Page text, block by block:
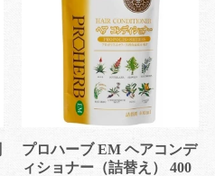
プロハーブ EM ヘアコンデ
ィショナー（詰替え） 400